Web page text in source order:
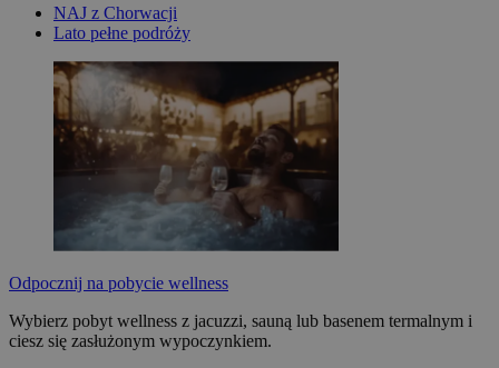
NAJ z Chorwacji
Lato pełne podróży
Odpocznij na pobycie wellness
Wybierz pobyt wellness z jacuzzi, sauną lub basenem termalnym i
ciesz się zasłużonym wypoczynkiem.